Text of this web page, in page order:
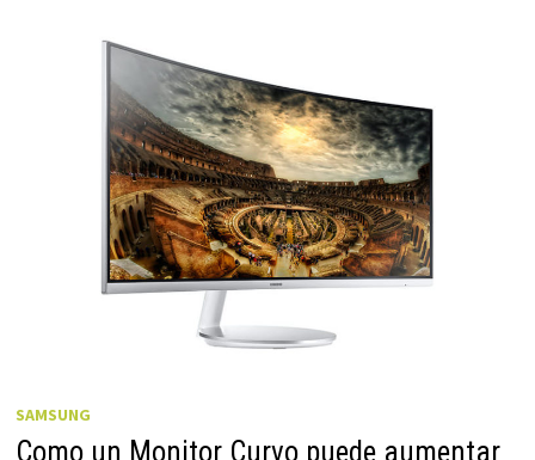
SAMSUNG
Como un Monitor Curvo puede aumentar